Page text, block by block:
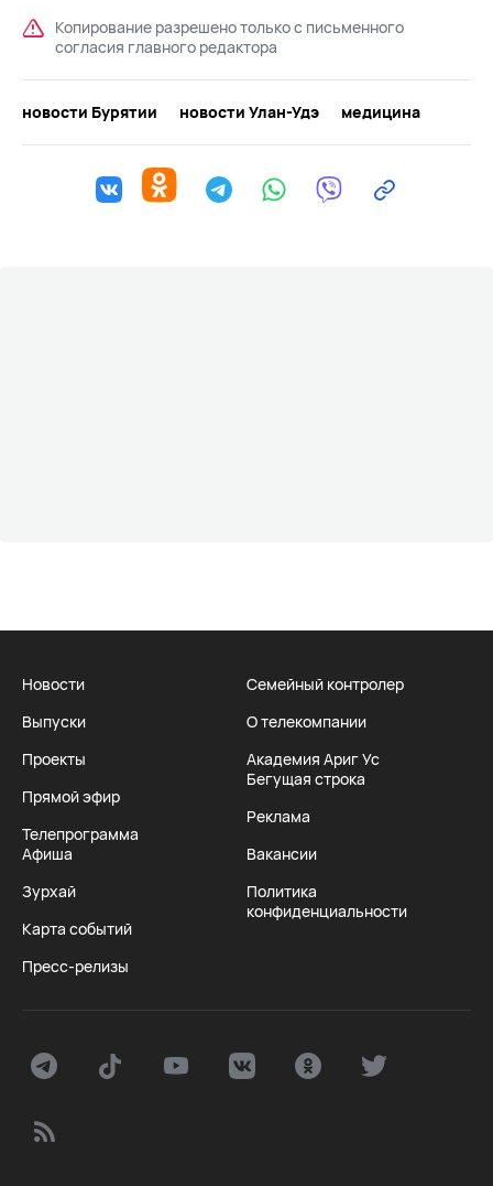
Копирование разрешено только с письменного
согласия главного редактора
новости Бурятии новости Улан-Удэ медицина
Новости
Выпуски
Проекты
Прямой эфир
Телепрограмма
Афиша
Зурхай
Карта событий
Пресс-релизы
Семейный контролер
О телекомпании
Академия Ариг Ус
Бегущая строка
Реклама
Вакансии
Политика
конфиденциальности